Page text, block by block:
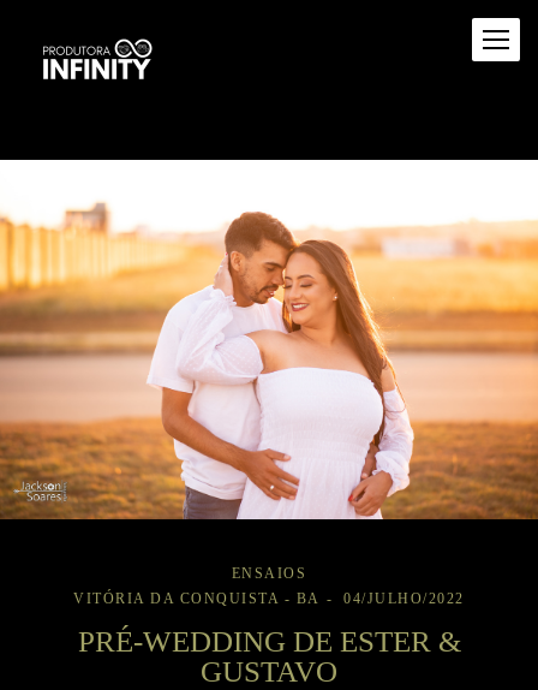
ENSAIOS
VITÓRIA DA CONQUISTA - BA
04/JULHO/2022
PRÉ-WEDDING DE ESTER &
GUSTAVO